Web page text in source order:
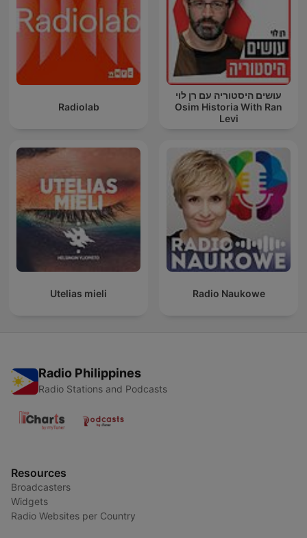
Radiolab
עושים היסטוריה עם רן לוי
Osim Historia With Ran
Levi
Utelias mieli Radio Naukowe
Radio Philippines
Radio Stations and Podcasts
Resources
Broadcasters
Widgets
Radio Websites per Country